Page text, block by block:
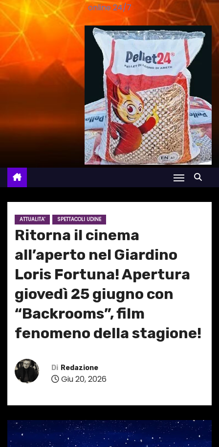
online 24/7
ATTUALITA' SPETTACOLI UDINE
Ritorna il cinema
all’aperto nel Giardino
Loris Fortuna! Apertura
giovedì 25 giugno con
“Backrooms”, film
fenomeno della stagione!
Di Redazione
Giu 20, 2026